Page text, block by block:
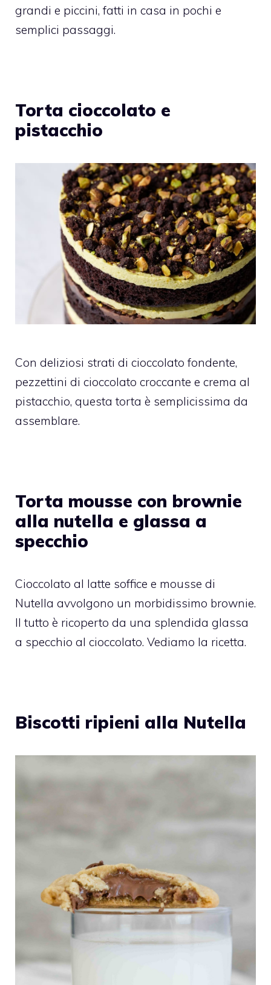
grandi e piccini, fatti in casa in pochi e
semplici passaggi.
Torta cioccolato e
pistacchio
Con deliziosi strati di cioccolato fondente,
pezzettini di cioccolato croccante e crema al
pistacchio, questa torta è semplicissima da
assemblare.
Torta mousse con brownie
alla nutella e glassa a
specchio
Cioccolato al latte soffice e mousse di
Nutella avvolgono un morbidissimo brownie.
Il tutto è ricoperto da una splendida glassa
a specchio al cioccolato. Vediamo la ricetta.
Biscotti ripieni alla Nutella